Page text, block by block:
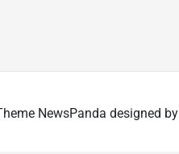
NewsPanda designed by